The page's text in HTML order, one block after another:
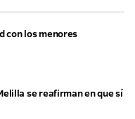
con los menores
se reafirman en que sí